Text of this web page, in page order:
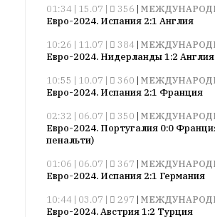
Пользователей:
НАШИ
ПРАВИЛА
Тонкие
материалы
независимо
мыслящих.
01:34 | 15.07 | 356 |
Евро-2024. Испания 2:1 Англия
10:26 | 11.07 |
384 |
Евро-2024. Нидерланды 1:2 Англия
10:55 | 10.07 |
360 |
Евро-2024. Испания 2:1 Франция
02:32 | 06.07 |
350 |
Евро-2024. Португалия 0:0
пенальти)
01:06 | 06.07 |
367 |
Евро-2024. Испания 2:1 Германия
10:44 | 03.07 |
297 |
Евро-2024. Австрия 1:2 Турция